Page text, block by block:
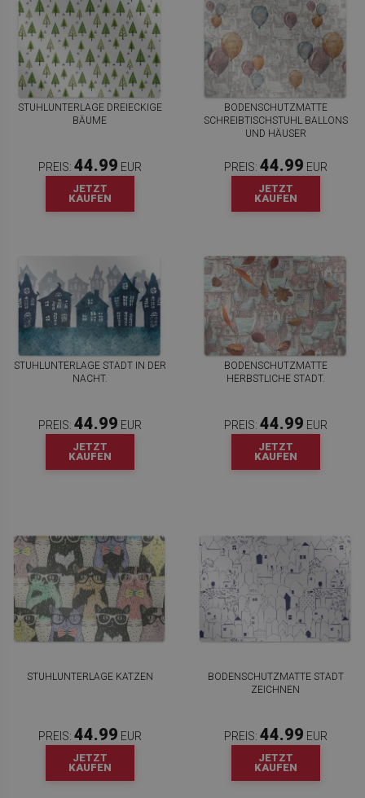
STUHLUNTERLAGE DREIECKIGE
BÄUME
PREIS: 44.99 EUR
JETZT
KAUFEN
BODENSCHUTZMATTE
SCHREIBTISCHSTUHL BALLONS
UND HÄUSER
PREIS: 44.99 EUR
JETZT
KAUFEN
STUHLUNTERLAGE STADT IN DER
NACHT.
PREIS: 44.99 EUR
JETZT
KAUFEN
BODENSCHUTZMATTE
HERBSTLICHE STADT.
PREIS: 44.99 EUR
JETZT
KAUFEN
STUHLUNTERLAGE KATZEN
PREIS: 44.99 EUR
JETZT
KAUFEN
BODENSCHUTZMATTE STADT
ZEICHNEN
PREIS: 44.99 EUR
JETZT
KAUFEN